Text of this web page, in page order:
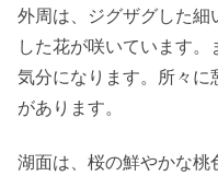
外周は、ジグザグした細
した花が咲いています
気分になります。所々に
があります。
湖面は、桜の鮮やかな桃